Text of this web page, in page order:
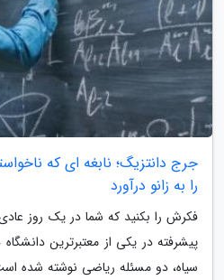
جرج دانتزیگ؛ نابغه ای که
را به زانو درآورد
فکرش را بکنید که شما در یک روز
پیشرفته در یکی از معتبرترین
سیاه، دو مسئله ریاضی نوشته شده